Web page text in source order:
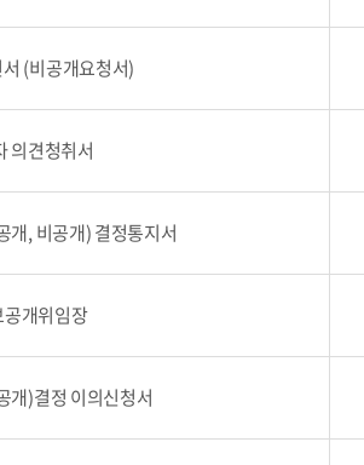
(비공개요청서)
의견청취서
개, 비공개) 결정통지서
공개위임장
개)결정 이의신청서